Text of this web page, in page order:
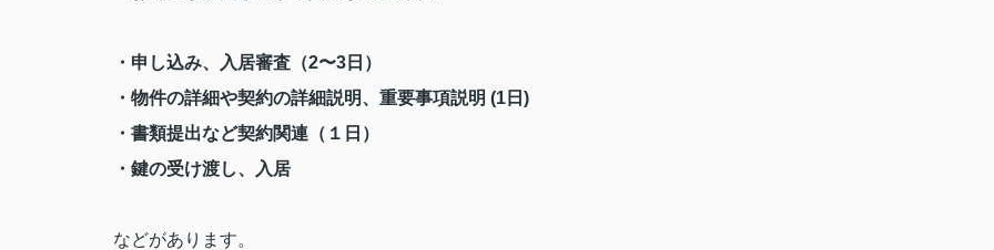
・申し込み、入居審査（2〜3 日）
・物件の詳細や契約の詳細説明、重要事項説明 (1 日 )
・書類提出など契約関連（１日）
・鍵の受け渡し、入居
などがあります。